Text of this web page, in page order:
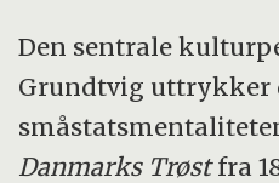
Den sentrale
Grundtvig uttrykker
Danmarks Trøstfra